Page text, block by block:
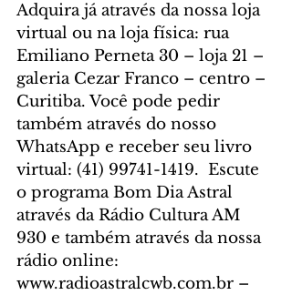
Adquira já através da nossa loja
virtual ou na loja física: rua
Emiliano Perneta 30 – loja 21 –
galeria Cezar Franco – centro –
Curitiba. Você pode pedir
também através do nosso
WhatsApp e receber seu livro
virtual: (41) 99741-1419.  Escute
o programa Bom Dia Astral
através da Rádio Cultura AM
930 e também através da nossa
rádio online:
www.radioastralcwb.com.br –